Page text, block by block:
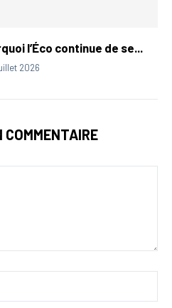
l’Éco continue de se...
2026
COMMENTAIRE